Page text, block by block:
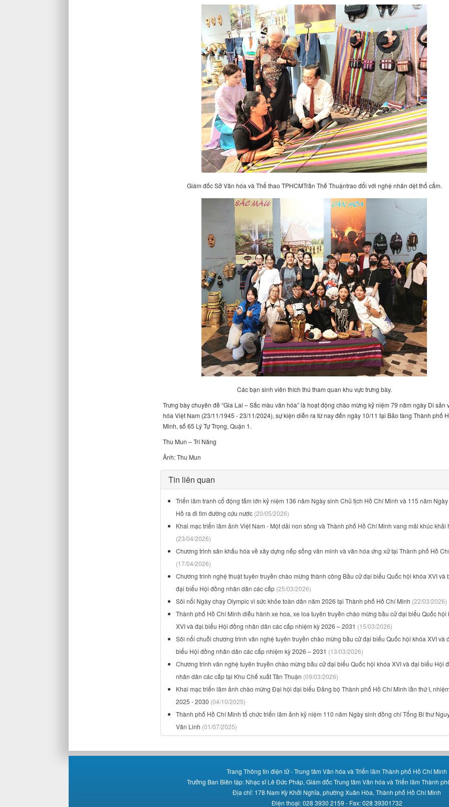
Giám đốc Sở Văn hóa và Thể thao TPHCMTrần Thế Thuậntrao đổi với nghệ nhân dệt thổ cẩm.
Các bạn sinh viên thích thú tham quan khu vực trưng bày.
Trưng bày chuyên đề “Gia Lai – Sắc màu văn hóa” là hoạt động chào mừng kỷ niệm 79 năm ngày Di sản
hóa Việt Nam (23/11/1945 - 23/11/2024), sự kiện diễn ra từ nay đến ngày 10/11 tại Bảo tàng Thành phố
Minh, số 65 Lý Tự Trọng, Quận 1.
Thu Mun – Trí Năng
Ảnh: Thu Mun
Tin liên quan
Triển lãm tranh cổ động tấm lớn kỷ niệm 136 năm Ngày sinh Chủ tịch Hồ Chí Minh và 115 năm
Hồ ra đi tìm đường cứu nước (20/05/2026)
Khai mạc triển lãm ảnh Việt Nam - Một dải non sông và Thành phố Hồ Chí Minh vang mãi khúc khải
(23/04/2026)
Chương trình sân khấu hóa về xây dựng nếp sống văn minh và văn hóa ứng xử tại Thành phố Hồ
(17/04/2026)
Chương trình nghệ thuật tuyên truyền chào mừng thành công Bầu cử đại biểu Quốc hội khóa XVI và
đại biểu Hội đồng nhân dân các cấp (25/03/2026)
Sôi nổi Ngày chạy Olympic vì sức khỏe toàn dân năm 2026 tại Thành phố Hồ Chí Minh (22/03/2026)
Thành phố Hồ Chí Minh diễu hành xe hoa, xe loa tuyên truyền chào mừng bầu cử đại biểu Quốc hội
XVI và đại biểu Hội đồng nhân dân các cấp nhiệm kỳ 2026 – 2031 (15/03/2026)
Sôi nổi chuỗi chương trình văn nghệ tuyên truyền chào mừng bầu cử đại biểu Quốc hội khóa XVI và
biểu Hội đồng nhân dân các cấp nhiệm kỳ 2026 – 2031 (13/03/2026)
Chương trình văn nghệ tuyên truyền chào mừng bầu cử đại biểu Quốc hội khóa XVI và đại biểu Hội
nhân dân các cấp tại Khu Chế xuất Tân Thuận (09/03/2026)
Khai mạc triển lãm ảnh chào mừng Đại hội đại biểu Đảng bộ Thành phố Hồ Chí Minh lần thứ I,
2025 - 2030 (04/10/2025)
Thành phố Hồ Chí Minh tổ chức triển lãm ảnh kỷ niệm 110 năm Ngày sinh đồng chí Tổng Bí thư
Văn Linh (01/07/2025)
Trang Thông tin điện tử - Trung tâm Văn hóa và Triển lãm Thành phố Hồ Chí Minh
Trưởng Ban Biên tập: Nhạc sĩ Lê Đức Pháp, Giám đốc Trung tâm Văn hóa và Triển lãm Thành
Địa chỉ: 178 Nam Kỳ Khởi Nghĩa, phường Xuân Hòa, Thành phố Hồ Chí Minh
Điện thoại: 028 3930 2159 - Fax: 028 39301732